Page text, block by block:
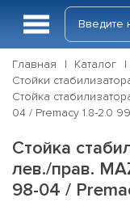
Главная Каталог
Стойки
Стойка
04 / Premacy 1.8-2.0
Стойка
лев./прав.
98-04 /